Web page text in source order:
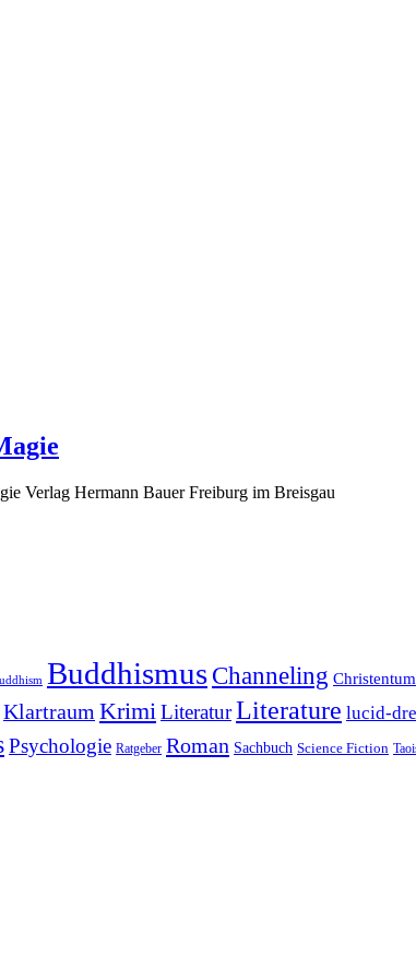
Verlag Hermann Bauer Freiburg im Breisgau
Buddhismus Channeling Christentum
Klartraum Krimi LiteraturLiterature lucid-
Psychologie Ratgeber Roman Sachbuch Science Fiction